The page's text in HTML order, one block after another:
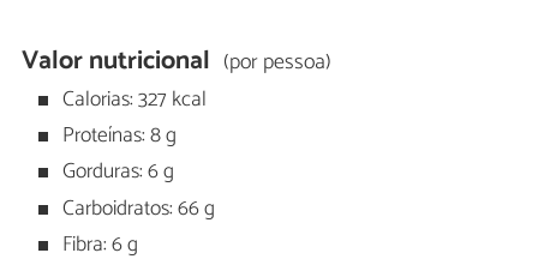
Valor nutricional (por pessoa)
Calorias: 327 kcal
Proteínas: 8 g
Gorduras: 6 g
Carboidratos: 66 g
Fibra: 6 g